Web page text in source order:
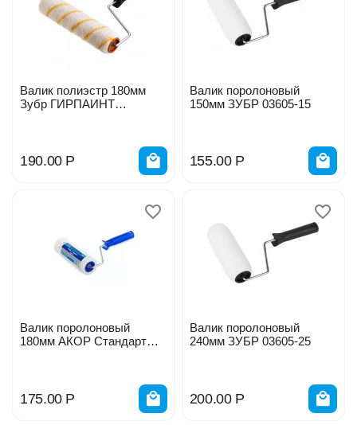
Валик полиэстр 180мм
Зубр ГИРПАИНТ
190.00 Р
Валик поролоновый
150мм ЗУБР 03605-15
155.00 Р
Валик поролоновый
180мм АКОР Стандарт
175.00 Р
Валик поролоновый
240мм ЗУБР 03605-25
200.00 Р